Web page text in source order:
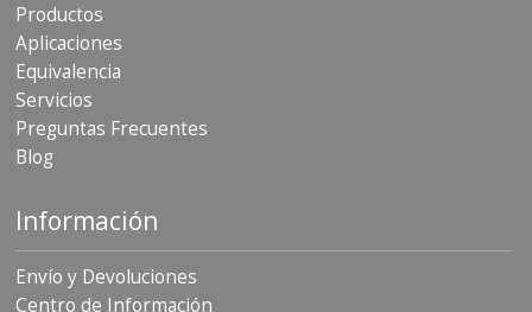
Productos
Aplicaciones
Equivalencia
Servicios
Preguntas Frecuentes
Blog
Información
Envío y Devoluciones
Centro de Información